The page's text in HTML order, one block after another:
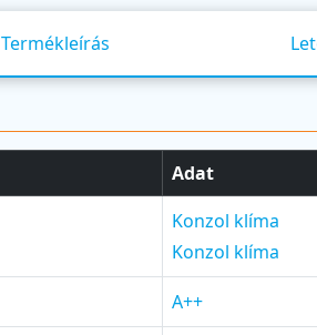
Termékleírás
Adat
Konzol klíma
Konzol klíma
A++